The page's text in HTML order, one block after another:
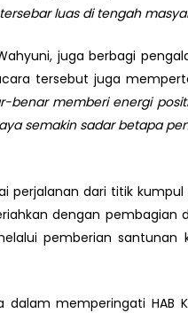
luas di tengah
juga berbagi
tersebut juga
benar memberi energi
semakin sadar betapa
perjalanan dari titik
dengan
pemberian
memperingati HAB